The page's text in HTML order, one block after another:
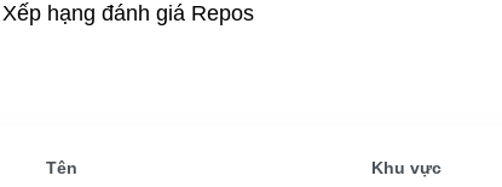
Xếp hạng đánh giá Repos
Tên Khu vực